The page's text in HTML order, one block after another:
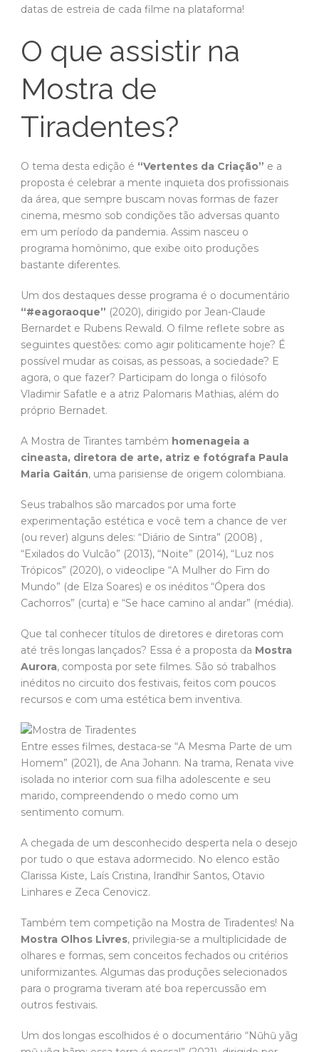
datas de estreia de cada filme na plataforma!
O que assistir na
Mostra de
Tiradentes?
O tema desta edição é “Vertentes da Criação” e a
proposta é celebrar a mente inquieta dos profissionais
da área, que sempre buscam novas formas de fazer
cinema, mesmo sob condições tão adversas quanto
em um período da pandemia. Assim nasceu o
programa homônimo, que exibe oito produções
bastante diferentes.
Um dos destaques desse programa é o documentário
“#eagoraoque” (2020), dirigido por Jean-Claude
Bernardet e Rubens Rewald. O filme reflete sobre as
seguintes questões: como agir politicamente hoje? É
possível mudar as coisas, as pessoas, a sociedade? E
agora, o que fazer? Participam do longa o filósofo
Vladimir Safatle e a atriz Palomaris Mathias, além do
próprio Bernadet.
A Mostra de Tirantes também homenageia a
cineasta, diretora de arte, atriz e fotógrafa Paula
Maria Gaitán, uma parisiense de origem colombiana.
Seus trabalhos são marcados por uma forte
experimentação estética e você tem a chance de ver
(ou rever) alguns deles: “Diário de Sintra” (2008) ,
“Exilados do Vulcão” (2013), “Noite” (2014), “Luz nos
Trópicos” (2020), o videoclipe “A Mulher do Fim do
Mundo” (de Elza Soares) e os inéditos “Ópera dos
Cachorros” (curta) e “Se hace camino al andar” (média).
Que tal conhecer títulos de diretores e diretoras com
até três longas lançados? Essa é a proposta da Mostra
Aurora, composta por sete filmes. São só trabalhos
inéditos no circuito dos festivais, feitos com poucos
recursos e com uma estética bem inventiva.
Entre esses filmes, destaca-se “A Mesma Parte de um
Homem” (2021), de Ana Johann. Na trama, Renata vive
isolada no interior com sua filha adolescente e seu
marido, compreendendo o medo como um
sentimento comum.
A chegada de um desconhecido desperta nela o desejo
por tudo o que estava adormecido. No elenco estão
Clarissa Kiste, Laís Cristina, Irandhir Santos, Otavio
Linhares e Zeca Cenovicz.
Também tem competição na Mostra de Tiradentes! Na
Mostra Olhos Livres, privilegia-se a multiplicidade de
olhares e formas, sem conceitos fechados ou critérios
uniformizantes. Algumas das produções selecionados
para o programa tiveram até boa repercussão em
outros festivais.
Um dos longas escolhidos é o documentário “Nũhũ yãg